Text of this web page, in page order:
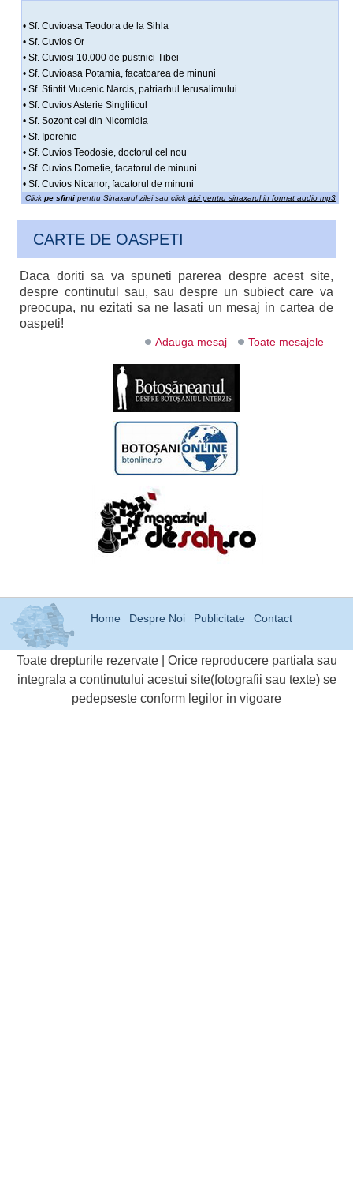
• Sf. Cuvioasa Teodora de la Sihla
• Sf. Cuvios Or
• Sf. Cuviosi 10.000 de pustnici Tibei
• Sf. Cuvioasa Potamia, facatoarea de minuni
• Sf. Sfintit Mucenic Narcis, patriarhul Ierusalimului
• Sf. Cuvios Asterie Singliticul
• Sf. Sozont cel din Nicomidia
• Sf. Iperehie
• Sf. Cuvios Teodosie, doctorul cel nou
• Sf. Cuvios Dometie, facatorul de minuni
• Sf. Cuvios Nicanor, facatorul de minuni
Click pe sfintipentru Sinaxarul zilei sau click aici pentru sinaxarul in format audio mp3
CARTE DE OASPETI
Daca doriti sa va spuneti parerea despre acest site,
despre continutul sau, sau despre un subiect care va
preocupa, nu ezitati sa ne lasati un mesaj in cartea de
oaspeti!
Adauga mesaj Toate mesajele
Home Despre Noi Publicitate Contact
Toate drepturile rezervate | Orice reproducere partiala sau
integrala a continutului acestui site(fotografii sau texte) se
pedepseste conform legilor in vigoare